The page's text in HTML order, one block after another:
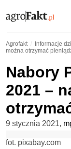
Agrofakt Informacje
można otrzymać
Nabory
2021 –
9 stycznia 2021,
fot. pixabay.com